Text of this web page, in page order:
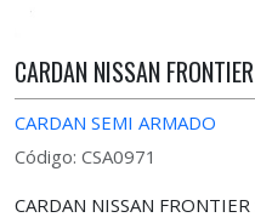
CARDAN NISSAN
CARDAN SEMI ARMADO
Código: CSA0971
CARDAN NISSAN